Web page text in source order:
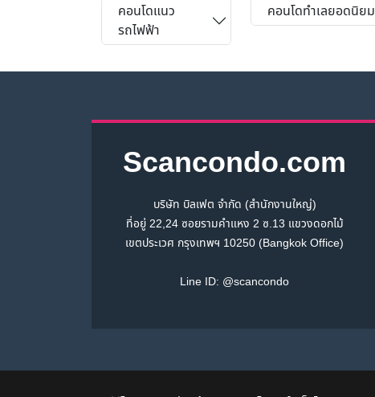
คอนโดแนว
รถไฟฟ้า
คอนโดทำเลยอดนิยม
Scancondo.com
บริษัท บิลเฟต จำกัด (สำนักงานใหญ่)
ที่อยู่ 22,24 ซอยรามคำแหง 2 ซ.13 แขวงดอกไม้
เขตประเวศ กรุงเทพฯ 10250 (Bangkok Office)
Line ID: @scancondo